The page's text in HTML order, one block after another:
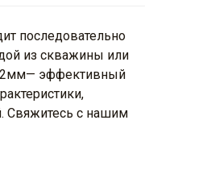
последовательно
из скважины или
32мм— эффективный
Свяжитесь с нашим